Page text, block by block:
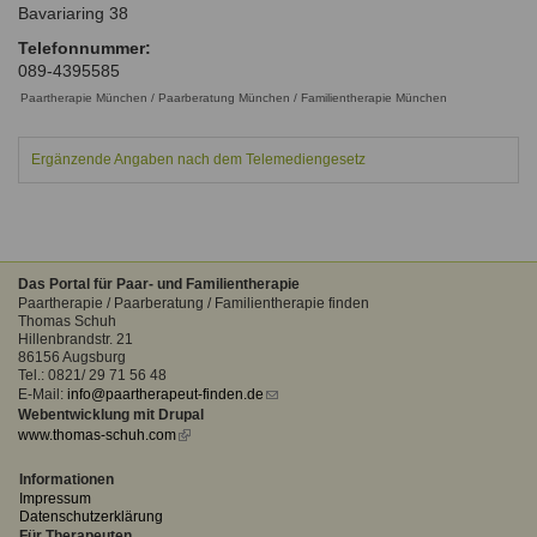
Qualitätssicherung
Qualität unserer Therapeuten
Systemischer Ansatz
Fortbildungen
Ausbildungsinstitute
Fortbildungen
vergessen?
Anmelden
Sitemap
Links
Bavariaring 38
Telefonnummer:
089-4395585
Paartherapie München / Paarberatung München / Familientherapie München
Ergänzende Angaben nach dem Telemediengesetz
Das Portal für Paar- und Familientherapie
Paartherapie / Paarberatung / Familientherapie finden
Thomas Schuh
Hillenbrandstr. 21
86156 Augsburg
Tel.: 0821/ 29 71 56 48
E-Mail: info@paartherapeut-finden.de (link
Webentwicklung mit Drupal
www.thomas-schuh.com(link
Informationen
Impressum
Datenschutzerklärung